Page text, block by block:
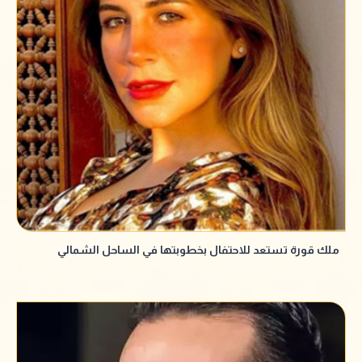
ملك قورة تستعد للاحتفال بخطوبتها في الساحل الشمالي